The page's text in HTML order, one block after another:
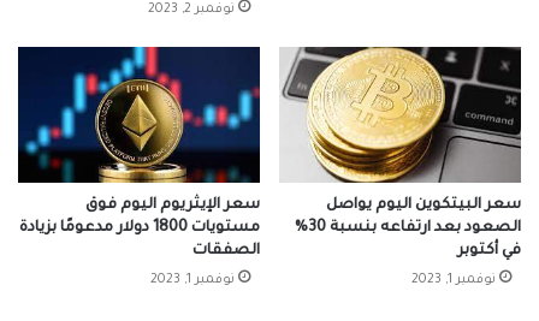
نوفمبر 2, 2023
سعر الإيثريوم اليوم فوق
مستويات 1800 دولار مدعومًا بزيادة
الصفقات
نوفمبر 1, 2023
سعر البيتكوين اليوم يواصل
الصعود بعد ارتفاعه بنسبة 30%
في أكتوبر
نوفمبر 1, 2023